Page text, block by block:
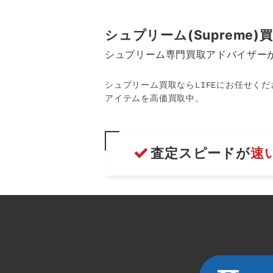
シュプリーム(Supreme)買
シュプリーム専門買取アドバイザー
シュプリーム買取ならLIFEにお任せく
アイテムを高価買取中。
査定スピードが速